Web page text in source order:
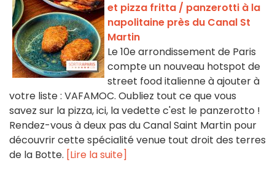
et pizza fritta / panzerotti à la
napolitaine près du Canal St
Martin
Le 10e arrondissement de Paris
compte un nouveau hotspot de
street food italienne à ajouter à
votre liste : VAFAMOC. Oubliez tout ce que vous
savez sur la pizza, ici, la vedette c'est le panzerotto !
Rendez-vous à deux pas du Canal Saint Martin pour
découvrir cette spécialité venue tout droit des terres
de la Botte. [Lire la suite]